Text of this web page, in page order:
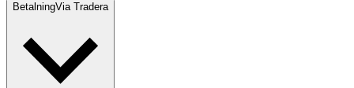
BetalningVia Tradera